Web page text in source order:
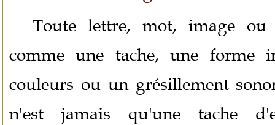
Toute lettre, mot, image
comme une tache, une forme
couleurs ou un grésillement
n'est jamais qu'une tache